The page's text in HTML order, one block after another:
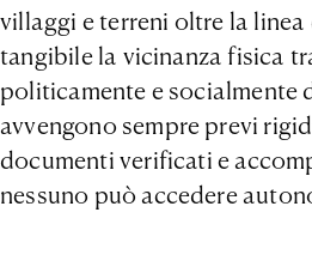
villaggi e terreni oltre la
tangibile la vicinanza fisica
politicamente e socialmente
avvengono sempre previ
documenti verificati e
nessuno può accedere